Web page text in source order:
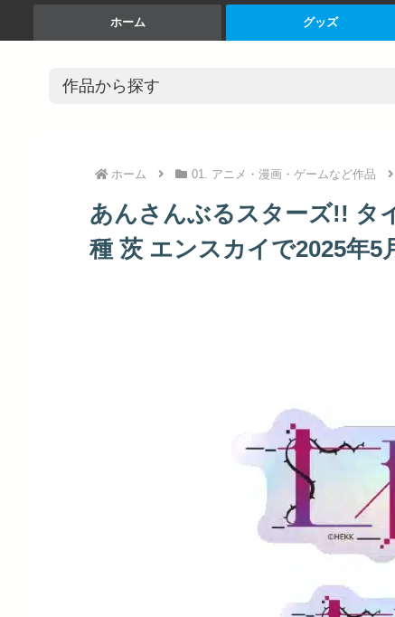
ホーム グッズ
ホーム 01. アニメ・漫画・ゲームなど作品
あんさんぶるスターズ!! タ
種 茨 エンスカイで2025年5